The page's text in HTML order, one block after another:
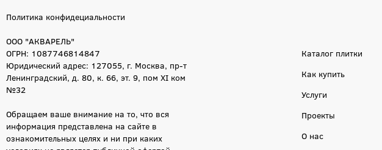
15x15
25x75
42x42 58
100x300
31.5x63 52
30.5x30.5 52
Политика конфидециальности
ООО "АКВАРЕЛЬ"
ОГРН: 1087746814847
Юридический адрес: 127055, г. Москва, пр-т
Ленинградский, д. 80, к. 66, эт. 9, пом XI ком
№32
Обращаем ваше внимание на то, что вся
информация представлена на сайте в
ознакомительных целях и ни при каких
Каталог плитки
Как купить
Услуги
Проекты
О нас